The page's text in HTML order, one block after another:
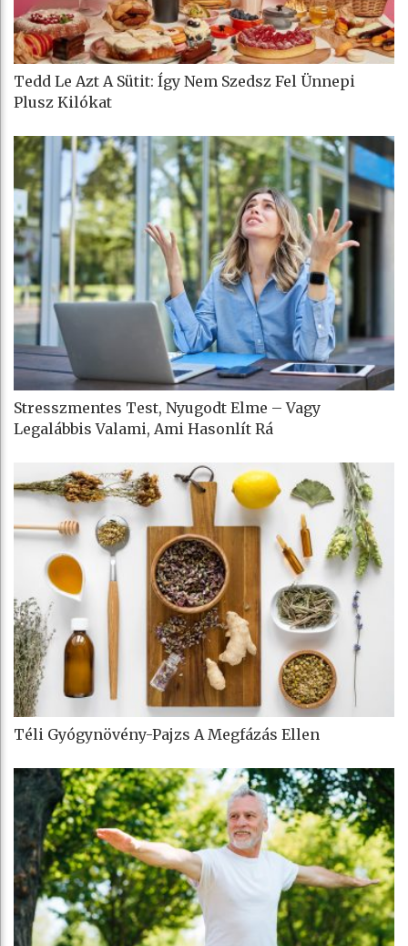
Tedd Le Azt A Sütit: Így Nem Szedsz Fel Ünnepi
Plusz Kilókat
Stresszmentes Test, Nyugodt Elme – Vagy
Legalábbis Valami, Ami Hasonlít Rá
Téli Gyógynövény-Pajzs A Megfázás Ellen